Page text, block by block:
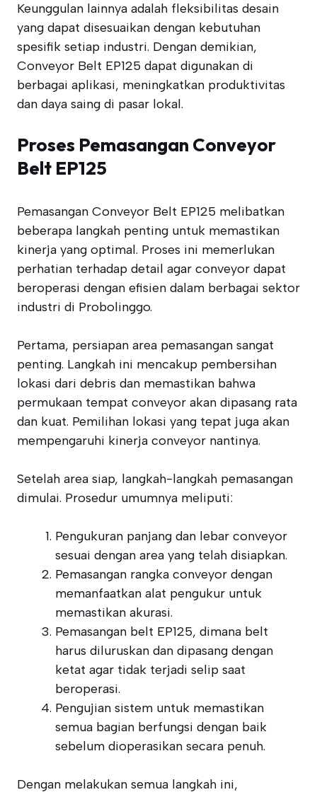
Keunggulan lainnya adalah fleksibilitas desain
yang dapat disesuaikan dengan kebutuhan
spesifik setiap industri. Dengan demikian,
Conveyor Belt EP125 dapat digunakan di
berbagai aplikasi, meningkatkan produktivitas
dan daya saing di pasar lokal.
Proses Pemasangan Conveyor
Belt EP125
Pemasangan Conveyor Belt EP125 melibatkan
beberapa langkah penting untuk memastikan
kinerja yang optimal. Proses ini memerlukan
perhatian terhadap detail agar conveyor dapat
beroperasi dengan efisien dalam berbagai sektor
industri di Probolinggo.
Pertama, persiapan area pemasangan sangat
penting. Langkah ini mencakup pembersihan
lokasi dari debris dan memastikan bahwa
permukaan tempat conveyor akan dipasang rata
dan kuat. Pemilihan lokasi yang tepat juga akan
mempengaruhi kinerja conveyor nantinya.
Setelah area siap, langkah-langkah pemasangan
dimulai. Prosedur umumnya meliputi:
Pengukuran panjang dan lebar conveyor
sesuai dengan area yang telah disiapkan.
Pemasangan rangka conveyor dengan
memanfaatkan alat pengukur untuk
memastikan akurasi.
Pemasangan belt EP125, dimana belt
harus diluruskan dan dipasang dengan
ketat agar tidak terjadi selip saat
beroperasi.
Pengujian sistem untuk memastikan
semua bagian berfungsi dengan baik
sebelum dioperasikan secara penuh.
Dengan melakukan semua langkah ini,